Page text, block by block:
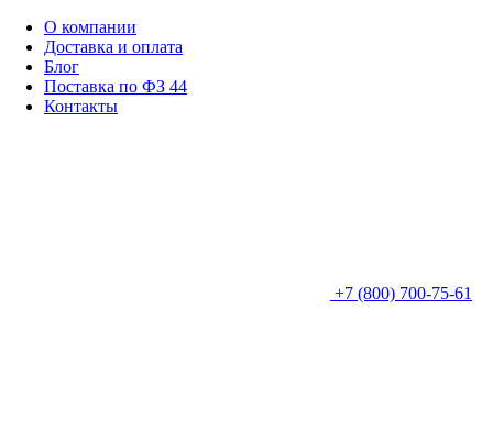
О компании
Доставка и оплата
Блог
Поставка по ФЗ 44
Контакты
+7 (800) 700-75-61